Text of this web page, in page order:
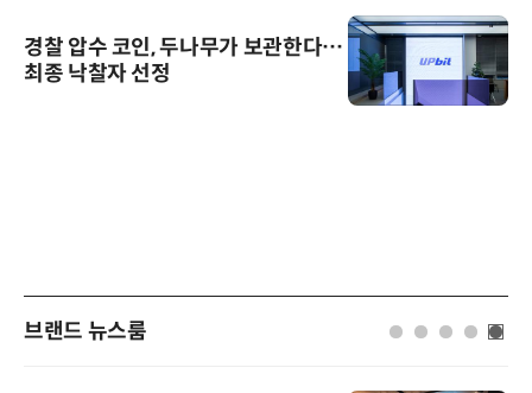
경찰 압수 코인, 두나무가 보관한다…
최종 낙찰자 선정
브랜드 뉴스룸